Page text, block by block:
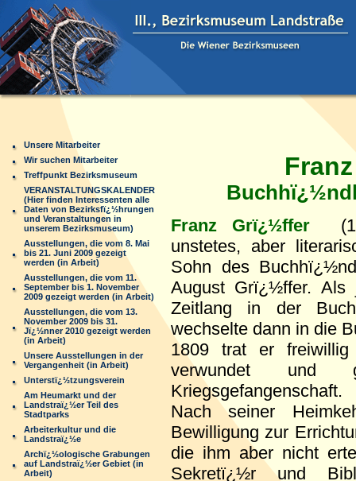
Unsere Mitarbeiter
Wir suchen Mitarbeiter
Treffpunkt Bezirksmuseum
VERANSTALTUNGSKALENDER
(Hier finden Interessenten alle
Daten von Bezirksfï¿½hrungen
und Veranstaltungen in
unserem Bezirksmuseum)
Ausstellungen, die vom 8. Mai
bis 21. Juni 2009 gezeigt
werden (in Arbeit)
Ausstellungen, die vom 11.
September bis 1. November
2009 gezeigt werden (in Arbeit)
Ausstellungen, die vom 13.
November 2009 bis 31.
Jï¿½nner 2010 gezeigt werden
(in Arbeit)
Unsere Ausstellungen in der
Vergangenheit (in Arbeit)
Unterstï¿½tzungsverein
Am Heumarkt und der
Landstraï¿½er Teil des
Stadtparks
Arbeiterkultur und die
Landstraï¿½e
Archï¿½ologische Grabungen
auf Landstraï¿½er Gebiet (in
Arbeit)
Franz
Franz Grï¿½ffer
unstetes, aber
Sohn des
August Grï¿½ffer. Als
Zeitlang in der
wechselte dann in die
1809 trat er
verwundet und
Kriegsgefangenschaft.
Nach seiner
Bewilligung zur
die ihm aber nicht
Sekretï¿½r und